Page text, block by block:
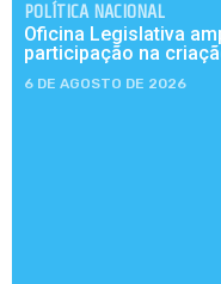
POLÍTICA NACIONAL
Oficina Legislativa
participação na
6 DE AGOSTO DE 2026